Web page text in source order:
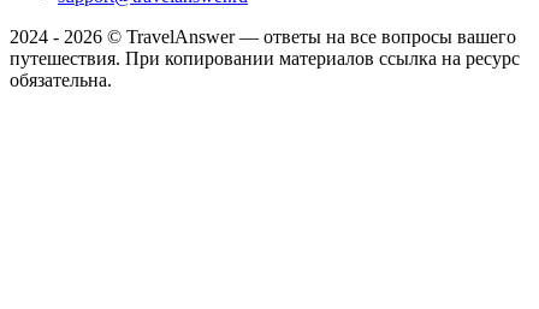
2024 - 2026 © TravelAnswer — ответы на все вопросы вашего
путешествия. При копировании материалов ссылка на ресурс
обязательна.